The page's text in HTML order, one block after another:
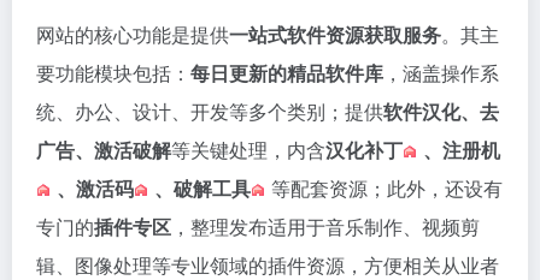
网站的核心功能是提供一站式软件资源获取服务。其主
要功能模块包括： 每日更新的精品软件库 ，涵盖操作系
统、办公、设计、开发等多个类别；提供软件汉化、去
广告、激活破解等关键处理，内含汉化补丁 、 注册机
、 激活码 、 破解工具
等配套资源；此外，还设有
专门的插件专区 ，整理发布适用于音乐制作、视频剪
辑、图像处理等专业领域的插件资源，方便相关从业者